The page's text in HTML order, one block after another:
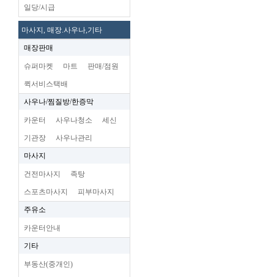
일당/시급
마사지, 매장.사우나,기타
매장판매
슈퍼마켓 마트 판매/점원
퀵서비스택배
사우나/찜질방/한증막
카운터 사우나청소 세신
기관장 사우나관리
마사지
건전마사지 족탕
스포츠마사지 피부마사지
주유소
카운터안내
기타
부동산(중개인)